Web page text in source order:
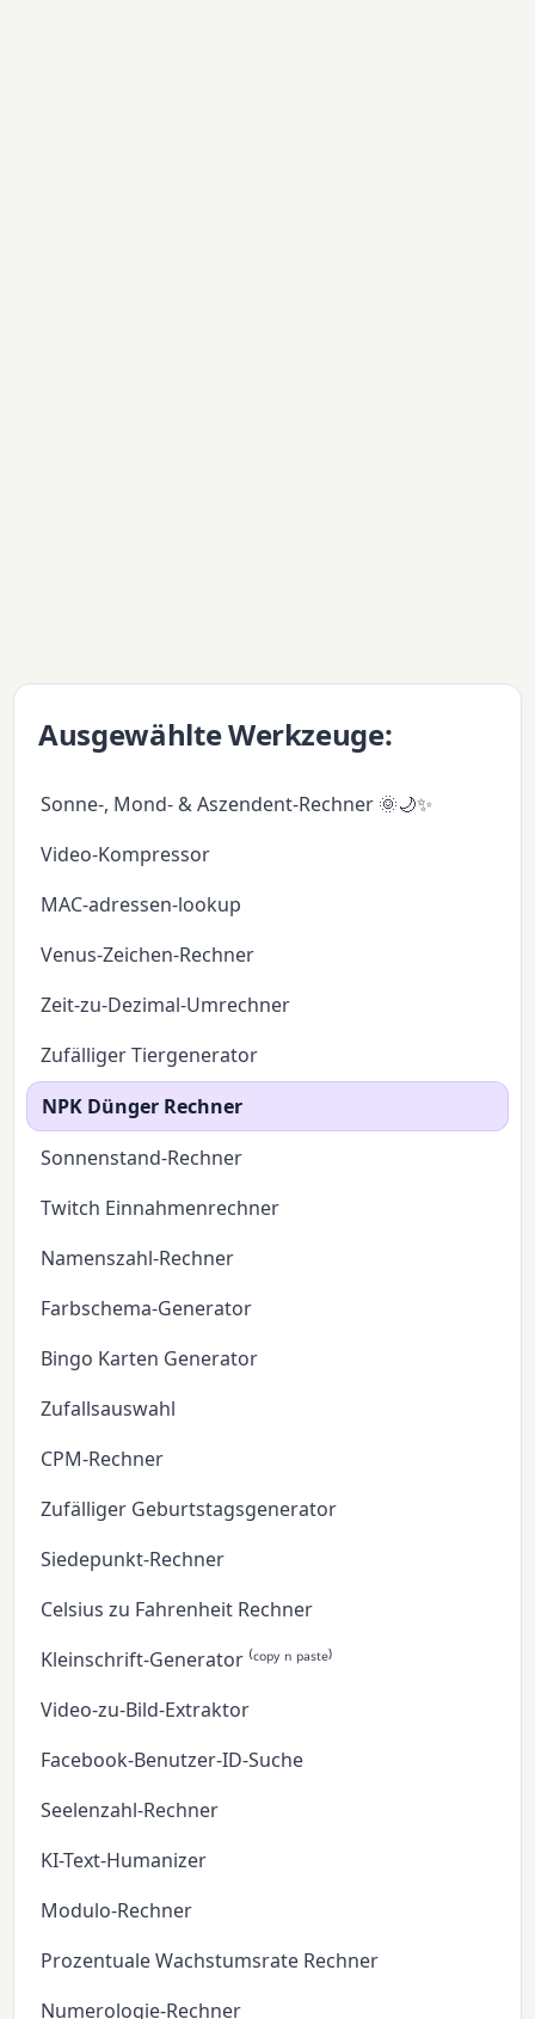
Ausgewählte Werkzeuge:
Sonne-, Mond- & Aszendent-Rechner 🌞🌙✨
Video-Kompressor
MAC-adressen-lookup
Venus-Zeichen-Rechner
Zeit-zu-Dezimal-Umrechner
Zufälliger Tiergenerator
NPK Dünger Rechner
Sonnenstand-Rechner
Twitch Einnahmenrechner
Namenszahl-Rechner
Farbschema-Generator
Bingo Karten Generator
Zufallsauswahl
CPM-Rechner
Zufälliger Geburtstagsgenerator
Siedepunkt-Rechner
Celsius zu Fahrenheit Rechner
Kleinschrift-Generator ⁽ᶜᵒᵖʸ ⁿ ᵖᵃˢᵗᵉ⁾
Video-zu-Bild-Extraktor
Facebook-Benutzer-ID-Suche
Seelenzahl-Rechner
KI-Text-Humanizer
Modulo-Rechner
Prozentuale Wachstumsrate Rechner
Numerologie-Rechner